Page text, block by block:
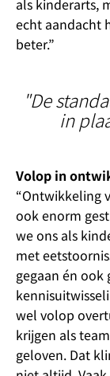
als kinderarts,
echt aandacht
beter.”
"De
in
Volop in
“Ontwikkeling
ook enorm
we ons als
met
gegaan én
wel volop
krijgen als
geloven. Dat